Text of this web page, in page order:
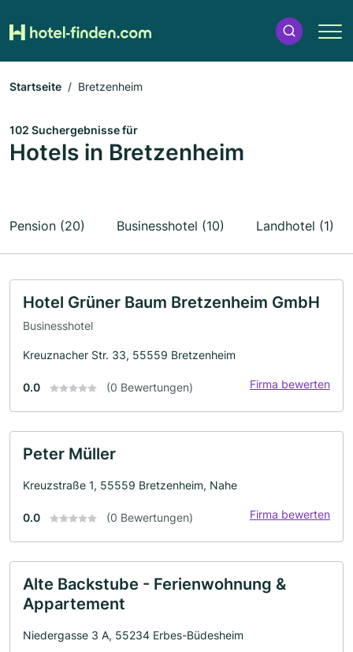
Startseite Bretzenheim
102 Suchergebnisse für
Hotels in Bretzenheim
Pension (20) Businesshotel (10) Landhotel (1)
Hotel Grüner Baum Bretzenheim GmbH
Businesshotel
Kreuznacher Str. 33, 55559 Bretzenheim
0.0 (0 Bewertungen) Firma bewerten
Peter Müller
Kreuzstraße 1, 55559 Bretzenheim, Nahe
0.0 (0 Bewertungen) Firma bewerten
Alte Backstube - Ferienwohnung &
Appartement
Niedergasse 3 A, 55234 Erbes-Büdesheim